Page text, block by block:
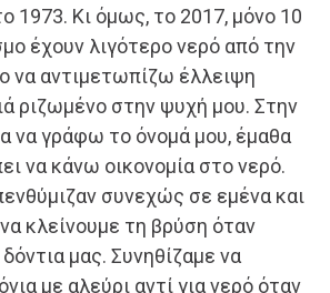
1973. Κι όμως, το 2017, μόνο 10
έχουν λιγότερο νερό από την
να αντιμετωπίζω έλλειψη
ριζωμένο στην ψυχή μου. Στην
να γράφω το όνομά μου, έμαθα
να κάνω οικονομία στο νερό.
συνεχώς σε εμένα και
κλείνουμε τη βρύση όταν
μας. Συνηθίζαμε να
με αλεύρι αντί για νερό όταν